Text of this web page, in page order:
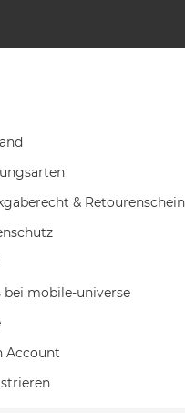
& Retourenschein
bei mobile-universe
Account